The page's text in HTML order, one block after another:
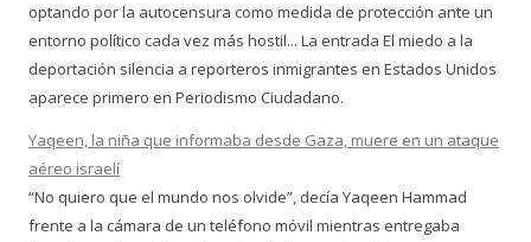
optando por la autocensura como medida de protección ante un
entorno político cada vez más hostil... La entrada El miedo a la
deportación silencia a reporteros inmigrantes en Estados Unidos
aparece primero en Periodismo Ciudadano.
Yaqeen, la niña que informaba desde Gaza, muere en un ataque
aéreo israelí
“No quiero que el mundo nos olvide”, decía Yaqeen Hammad
frente a la cámara de un teléfono móvil mientras entregaba